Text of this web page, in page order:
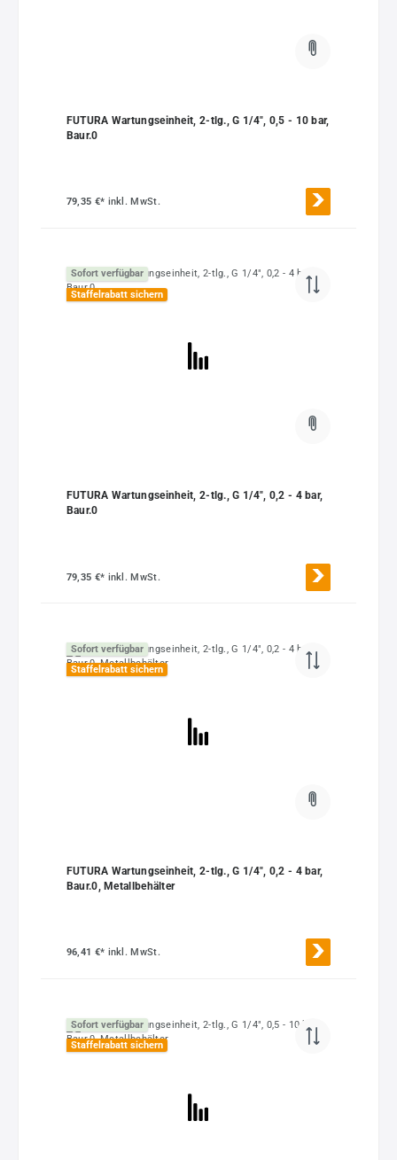
FUTURA Wartungseinheit, 2-tlg., G 1/4", 0,5 - 10 bar,
Baur.0
79,35 €* inkl. MwSt.
Sofort verfügbar
Staffelrabatt sichern
FUTURA Wartungseinheit, 2-tlg., G 1/4", 0,2 - 4 bar,
Baur.0
79,35 €* inkl. MwSt.
Sofort verfügbar
Staffelrabatt sichern
FUTURA Wartungseinheit, 2-tlg., G 1/4", 0,2 - 4 bar,
Baur.0, Metallbehälter
96,41 €* inkl. MwSt.
Sofort verfügbar
Staffelrabatt sichern